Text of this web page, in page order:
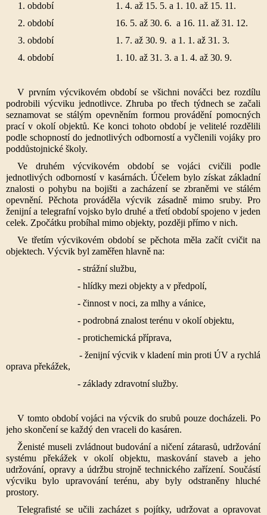
1. období 1. 4. až 15. 5. a 1. 10. až 15. 11.
2. období 16. 5. až 30. 6. a 16. 11. až 31. 12.
3. období 1. 7. až 30. 9. a 1. 1. až 31. 3.
4. období 1. 10. až 31. 3. a 1. 4. až 30. 9.
V prvním výcvikovém období se všichni nováčci bez rozdílu
podrobili výcviku jednotlivce. Zhruba po třech týdnech se začali
seznamovat se stálým opevněním formou provádění pomocných
prací v okolí objektů. Ke konci tohoto období je velitelé rozdělili
podle schopností do jednotlivých odborností a vyčlenili vojáky pro
poddůstojnické školy.
Ve druhém výcvikovém období se vojáci cvičili podle
jednotlivých odborností v kasárnách. Účelem bylo získat základní
znalosti o pohybu na bojišti a zacházení se zbraněmi ve stálém
opevnění. Pěchota prováděla výcvik zásadně mimo sruby. Pro
ženijní a telegrafní vojsko bylo druhé a třetí období spojeno v jeden
celek. Zpočátku probíhal mimo objekty, později přímo v nich.
Ve třetím výcvikovém období se pěchota měla začít cvičit na
objektech. Výcvik byl zaměřen hlavně na:
- strážní službu,
- hlídky mezi objekty a v předpolí,
- činnost v noci, za mlhy a vánice,
- podrobná znalost terénu v okolí objektu,
- protichemická příprava,
- ženijní výcvik v kladení min proti ÚV a rychlá
oprava překážek,
- základy zdravotní služby.
V tomto období vojáci na výcvik do srubů pouze docházeli. Po
jeho skončení se každý den vraceli do kasáren.
Ženisté museli zvládnout budování a ničení zátarasů, udržování
systému překážek v okolí objektu, maskování staveb a jeho
udržování, opravy a údržbu strojně technického zařízení. Součástí
výcviku bylo upravování terénu, aby byly odstraněny hluché
prostory.
Telegrafisté se učili zacházet s pojítky, udržovat a opravovat